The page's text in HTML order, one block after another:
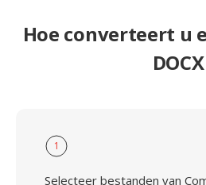
Hoe converteert u
DOCX
1
Selecteer bestanden van